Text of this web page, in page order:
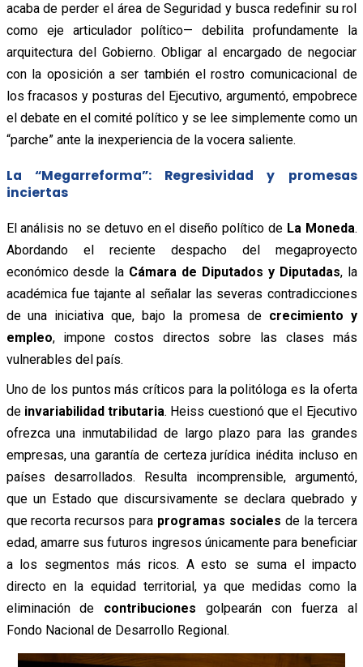
acaba de perder el área de Seguridad y busca redefinir su rol
como eje articulador político— debilita profundamente la
arquitectura del Gobierno. Obligar al encargado de negociar
con la oposición a ser también el rostro comunicacional de
los fracasos y posturas del Ejecutivo, argumentó, empobrece
el debate en el comité político y se lee simplemente como un
“parche” ante la inexperiencia de la vocera saliente.
La “Megarreforma”: Regresividad y promesas
inciertas
El análisis no se detuvo en el diseño político de La Moneda.
Abordando el reciente despacho del megaproyecto
económico desde la Cámara de Diputados y Diputadas, la
académica fue tajante al señalar las severas contradicciones
de una iniciativa que, bajo la promesa de crecimiento y
empleo, impone costos directos sobre las clases más
vulnerables del país.
Uno de los puntos más críticos para la politóloga es la oferta
de invariabilidad tributaria. Heiss cuestionó que el Ejecutivo
ofrezca una inmutabilidad de largo plazo para las grandes
empresas, una garantía de certeza jurídica inédita incluso en
países desarrollados. Resulta incomprensible, argumentó,
que un Estado que discursivamente se declara quebrado y
que recorta recursos para programas sociales de la tercera
edad, amarre sus futuros ingresos únicamente para beneficiar
a los segmentos más ricos. A esto se suma el impacto
directo en la equidad territorial, ya que medidas como la
eliminación de contribuciones golpearán con fuerza al
Fondo Nacional de Desarrollo Regional.